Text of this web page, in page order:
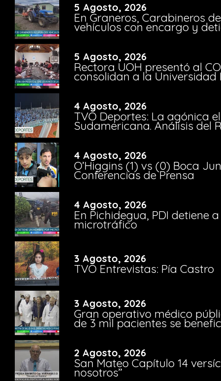
5 Agosto, 2026
En Graneros, Carabineros
vehículos con encargo y
5 Agosto, 2026
Rectora UOH presentó al
consolidan a la Universidad
4 Agosto, 2026
TVO Deportes: La agónica
Sudamericana. Análisis del
4 Agosto, 2026
O’Higgins (1) vs (0) Boca
Conferencias de Prensa
4 Agosto, 2026
En Pichidegua, PDI detiene
microtráfico
3 Agosto, 2026
TVO Entrevistas: Pía Castro
3 Agosto, 2026
Gran operativo médico
de 3 mil pacientes se
2 Agosto, 2026
San Mateo Capítulo 14
nosotros”